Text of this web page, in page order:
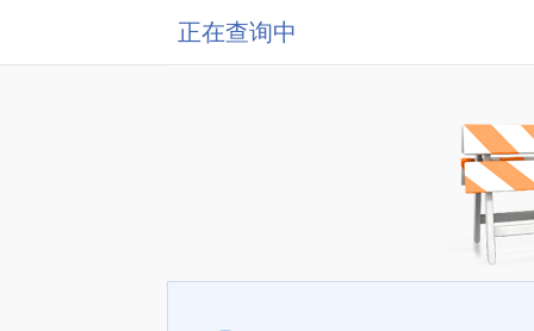
正在查询中